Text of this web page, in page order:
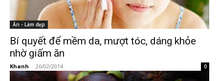
Ăn - Làm đẹp
Bí quyết để mềm da, mượt tóc, dáng khỏe
nhờ giấm ăn
Khanh - 26/02/2014 0